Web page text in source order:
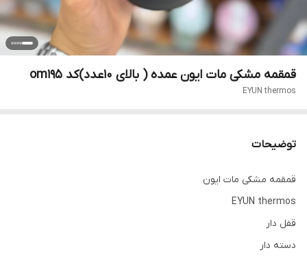
قمقمه مشکی مات ایون عمده ( بالای ۱۰عدد)کد om195
EYUN thermos
توضیحات
قمقمه مشکی مات ایون
EYUN thermos
قفل دار
دسته دار